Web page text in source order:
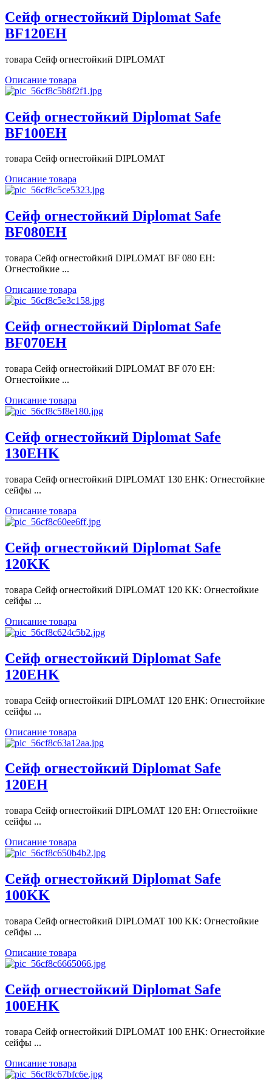
Сейф огнестойкий Diplomat Safe
BF120EH
товара Сейф огнестойкий DIPLOMAT
Описание товара
Сейф огнестойкий Diplomat Safe
BF100EH
товара Сейф огнестойкий DIPLOMAT
Описание товара
Сейф огнестойкий Diplomat Safe
BF080EH
товара Сейф огнестойкий DIPLOMAT BF 080 EH:
Огнестойкие ...
Описание товара
Сейф огнестойкий Diplomat Safe
BF070EH
товара Сейф огнестойкий DIPLOMAT BF 070 EH:
Огнестойкие ...
Описание товара
Сейф огнестойкий Diplomat Safe
130EHK
товара Сейф огнестойкий DIPLOMAT 130 EHK: Огнестойкие
сейфы ...
Описание товара
Сейф огнестойкий Diplomat Safe
120KK
товара Сейф огнестойкий DIPLOMAT 120 KK: Огнестойкие
сейфы ...
Описание товара
Сейф огнестойкий Diplomat Safe
120EHK
товара Сейф огнестойкий DIPLOMAT 120 EHK: Огнестойкие
сейфы ...
Описание товара
Сейф огнестойкий Diplomat Safe
120EH
товара Сейф огнестойкий DIPLOMAT 120 EH: Огнестойкие
сейфы ...
Описание товара
Сейф огнестойкий Diplomat Safe
100KK
товара Сейф огнестойкий DIPLOMAT 100 KK: Огнестойкие
сейфы ...
Описание товара
Сейф огнестойкий Diplomat Safe
100EHK
товара Сейф огнестойкий DIPLOMAT 100 EHK: Огнестойкие
сейфы ...
Описание товара